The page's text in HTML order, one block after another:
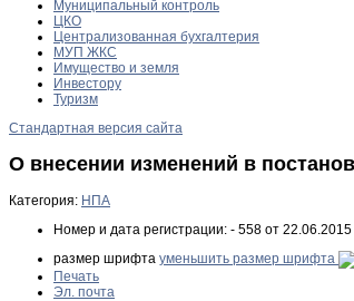
Муниципальный контроль
ЦКО
Централизованная бухгалтерия
МУП ЖКС
Имущество и земля
Инвестору
Туризм
Стандартная версия сайта
О внесении изменений в
Категория: НПА
Номер и дата регистрации: - 558 от 22.06.2015
размер шрифта уменьшить размер шрифта
Печать
Эл. почта